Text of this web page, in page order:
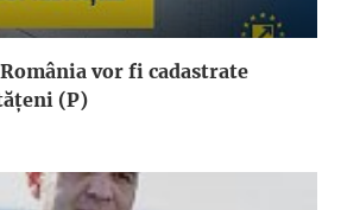
vor fi cadastrate
(P)